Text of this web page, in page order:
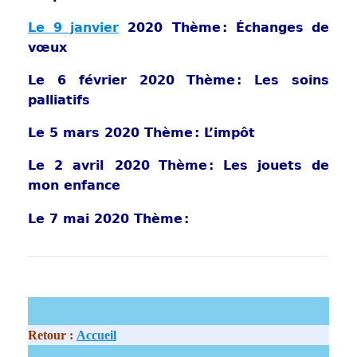
Le 9 janvier 2020 Thème : Échanges de
vœux
Le 6 février 2020 Thème : Les soins
palliatifs
Le 5 mars 2020 Thème : L’impôt
Le 2 avril 2020 Thème : Les jouets de
mon enfance
Le 7 mai 2020 Thème :
Retour : Accueil